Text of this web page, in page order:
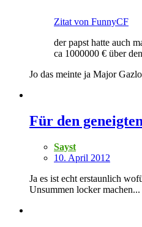
Zitat von FunnyCF
der papst hatte auch
ca 1000000 € über
Jo das meinte ja Major
Für den
Sayst
10. April 2012
Ja es ist echt erstaunlich
Unsummen locker machen...